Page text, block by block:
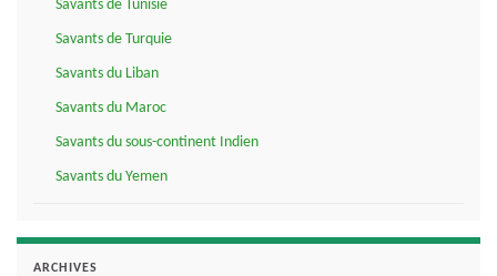
Savants de Tunisie
Savants de Turquie
Savants du Liban
Savants du Maroc
Savants du sous-continent Indien
Savants du Yemen
ARCHIVES